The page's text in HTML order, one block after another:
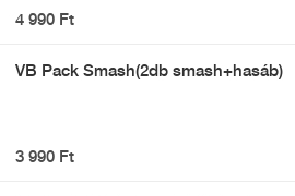
4 990 Ft
VB Pack Smash(2db smash+hasáb)
3 990 Ft